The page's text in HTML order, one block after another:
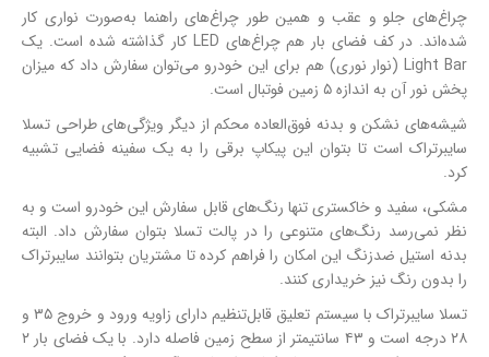
چراغ‌های جلو و عقب و همین طور چراغ‌های راهنما به‌صورت نواری کار
شده‌اند. در کف فضای بار هم چراغ‌های LED کار گذاشته شده است. یک
Light Bar (نوار نوری) هم برای این خودرو می‌توان سفارش داد که میزان
پخش نور آن به اندازه ۵ زمین فوتبال است.
شیشه‌های نشکن و بدنه فوق‌العاده محکم از دیگر ویژگی‌های طراحی تسلا
سایبرتراک است تا بتوان این پیکاپ برقی را به یک سفینه فضایی تشبیه
کرد.
مشکی، سفید و خاکستری تنها رنگ‌های قابل سفارش این خودرو است و به
نظر نمی‌رسد رنگ‌های متنوعی را در پالت تسلا بتوان سفارش داد. البته
بدنه استیل ضدزنگ این امکان را فراهم کرده تا مشتریان بتوانند سایبرتراک
را بدون رنگ نیز خریداری کنند.
تسلا سایبرتراک با سیستم تعلیق قابل‌تنظیم دارای زاویه ورود و خروج ۳۵ و
۲۸ درجه است و ۴۳ سانتیمتر از سطح زمین فاصله دارد. با یک فضای بار ۲